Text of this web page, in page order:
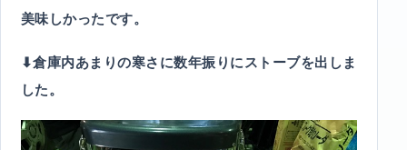
美味しかったです。
⬇︎倉庫内あまりの寒さに数年振りにストーブを出しま
した。